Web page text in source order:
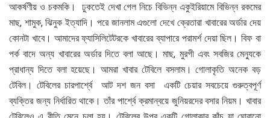
আকর্ষণীয় ও চকমকি। ঢুকতেই দেখা গেল নিচে বিভিন্ন একুইরিয়ামে বিভিন্ন রকমের
মাছ, শামুক, ঝিনুক ইত্যাদি। পরে জানলাম এগুলো দেখে ক্রেতারা খাবারের অর্ডার দেয়
কোনটা খাবে। আমাদের ফ্যাসিলিটেটরকে খাবারের ব্যাপারে পরামর্শ দেয়া ছিল। বিফ বা
পর্ক বাদে অন্য খাবারের অর্ডার দিতে বলা আছে। মাছ, মুরগী এবং সবজির মেন্যুকে
প্রাধান্য দিতে বলা হয়েছে। আমরা খাবার টেবিলে বসলাম। গোলাকৃতি অনেক বড়
টেবিল। টেবিলের চারপার্শ্বে আট দশ জন বসা একটি চেয়ার সবচেয়ে গুরুত্বপূর্ণ
ব্যক্তির জন্য নির্ধারিত থাকে। তাঁর পার্শ্বে ক্রমান্বয়ে জুনিয়রদের বসার নিয়ম। খাবার